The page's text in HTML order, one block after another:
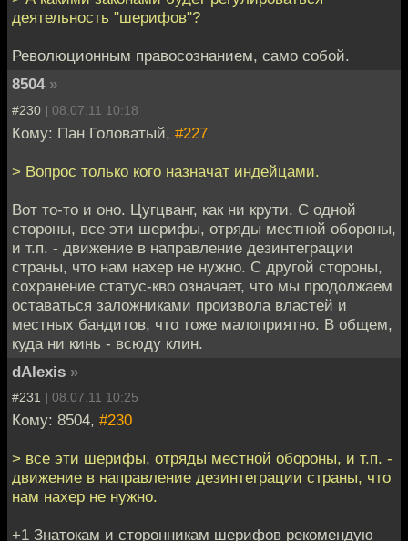
деятельность "шерифов"?
Революционным правосознанием, само собой.
8504 »
#230 | 08.07.11 10:18
Кому: Пан Головатый, #227
> Вопрос только кого назначат индейцами.
Вот то-то и оно. Цугцванг, как ни крути. С одной
стороны, все эти шерифы, отряды местной обороны,
и т.п. - движение в направление дезинтеграции
страны, что нам нахер не нужно. С другой стороны,
сохранение статус-кво означает, что мы продолжаем
оставаться заложниками произвола властей и
местных бандитов, что тоже малоприятно. В общем,
куда ни кинь - всюду клин.
dAlexis »
#231 | 08.07.11 10:25
Кому: 8504, #230
> все эти шерифы, отряды местной обороны, и т.п. -
движение в направление дезинтеграции страны, что
нам нахер не нужно.
+1 Знатокам и сторонникам шерифов рекомендую